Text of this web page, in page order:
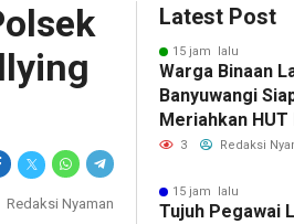
Redaksi Nyaman
Latest Post
15 jam lalu
Warga Binaan
Banyuwangi
Meriahkan HUT
dengan
3 Redaksi
15 jam lalu
Tujuh Pegawai